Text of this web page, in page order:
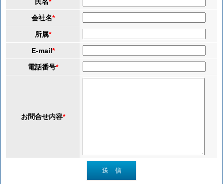
会社名*
所属*
E-mail*
電話番号*
お問合せ内容*